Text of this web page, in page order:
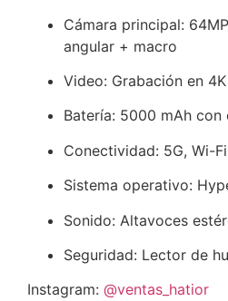
Cámara principal:
angular + macro
Video: Grabación en 4K
Batería: 5000 mAh
Conectividad: 5G, Wi-
Sistema operativo:
Sonido: Altavoces
Seguridad: Lector de
Instagram: @ventas_hatior